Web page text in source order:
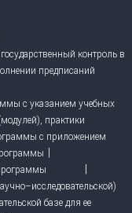
контроль в
предписаний
с указанием учебных
практики
с приложением
базе для ее